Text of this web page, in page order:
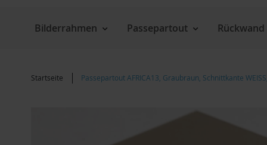
Bilderrahmen Passepartout
Startseite Passepartout AFRICA13, Graubraun, Schnittkante